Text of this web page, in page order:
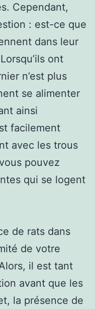
Cependant,
: est-ce que
dans leur
ont
n’est plus
se alimenter
ainsi
facilement
avec les trous
pouvez
qui se logent
de rats dans
de votre
il est tant
avant que les
la présence de